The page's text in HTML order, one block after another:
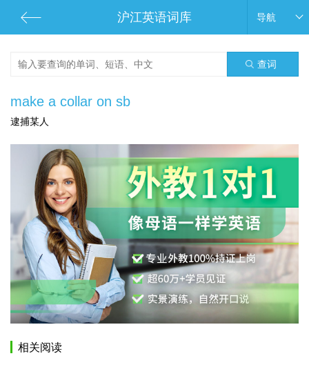
沪江英语词库 导航
查词
make a collar on sb
逮捕某人
相关阅读